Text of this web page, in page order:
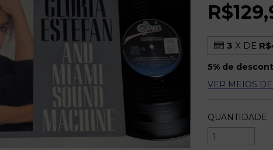
3 X DE
5% de
VER MEIOS
QUANTIDADE